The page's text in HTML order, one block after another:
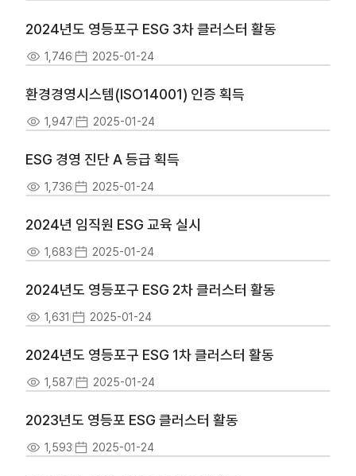
2024년도 영등포구 ESG 3차 클러스터 활동
1,746 2025-01-24
환경경영시스템(ISO14001) 인증 획득
1,947 2025-01-24
ESG 경영 진단 A 등급 획득
1,736 2025-01-24
2024년 임직원 ESG 교육 실시
1,683 2025-01-24
2024년도 영등포구 ESG 2차 클러스터 활동
1,631 2025-01-24
2024년도 영등포구 ESG 1차 클러스터 활동
1,587 2025-01-24
2023년도 영등포 ESG 클러스터 활동
1,593 2025-01-24